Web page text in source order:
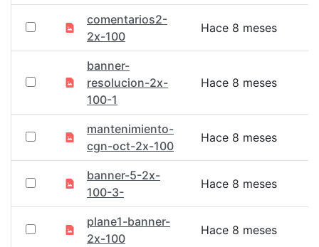
comentarios2-
2x-100
Hace 8 meses
banner-
resolucion-2x-
100-1
Hace 8 meses
mantenimiento-
cgn-oct-2x-100
Hace 8 meses
banner-5-2x-
100-3-
Hace 8 meses
plane1-banner-
2x-100
Hace 8 meses